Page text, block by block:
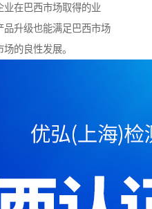
业在巴西市场取得的业
升级也能满足巴西市场
的良性发展。